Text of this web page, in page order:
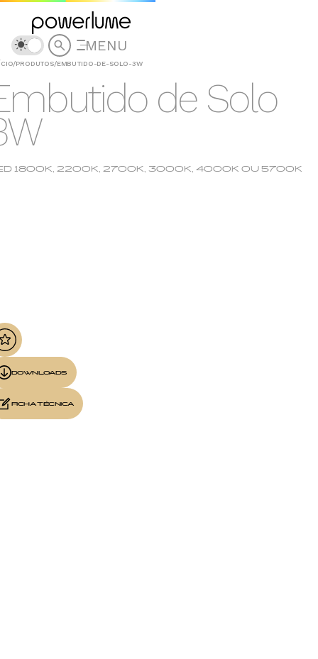
MENU
/PRODUTOS/EMBUTIDO-DE-SOLO-3W
de Solo
1800K, 2200K, 2700K, 3000K, 4000K OU 5700K
DOWNLOADS
FICHA TÉCNICA